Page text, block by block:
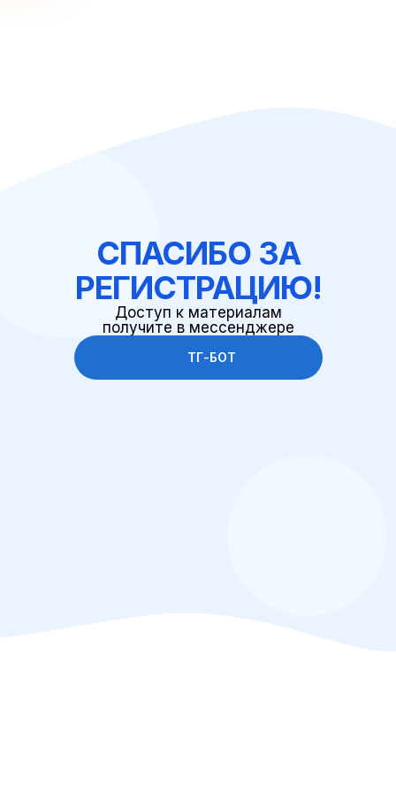
СПАСИБО ЗА
РЕГИСТРАЦИЮ!
Доступ к материалам
получите в мессенджере
ТГ-БОТ